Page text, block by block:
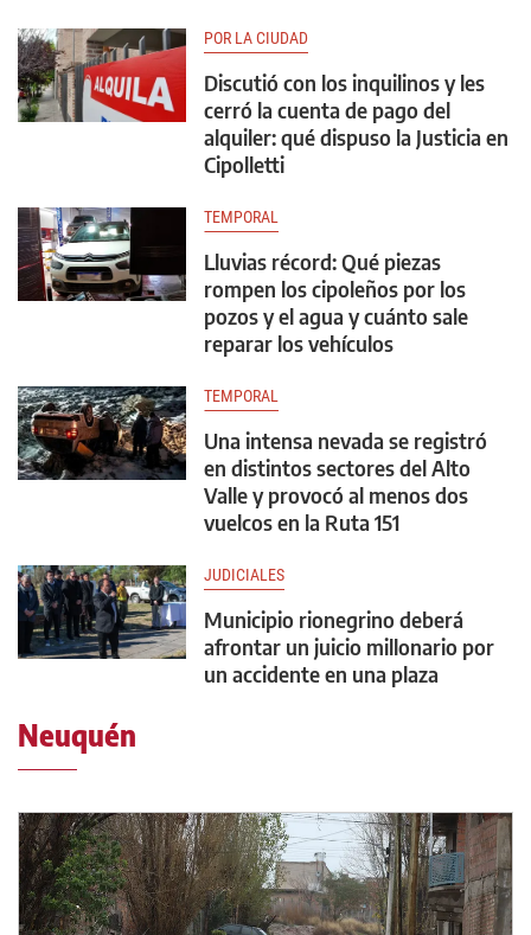
POR LA CIUDAD
Discutió con los inquilinos y les
cerró la cuenta de pago del
alquiler: qué dispuso la Justicia en
Cipolletti
TEMPORAL
Lluvias récord: Qué piezas
rompen los cipoleños por los
pozos y el agua y cuánto sale
reparar los vehículos
TEMPORAL
Una intensa nevada se registró
en distintos sectores del Alto
Valle y provocó al menos dos
vuelcos en la Ruta 151
JUDICIALES
Municipio rionegrino deberá
afrontar un juicio millonario por
un accidente en una plaza
Neuquén